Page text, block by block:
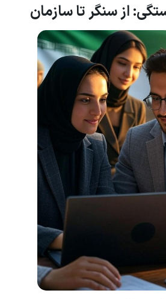
از سنگر تا سازمان